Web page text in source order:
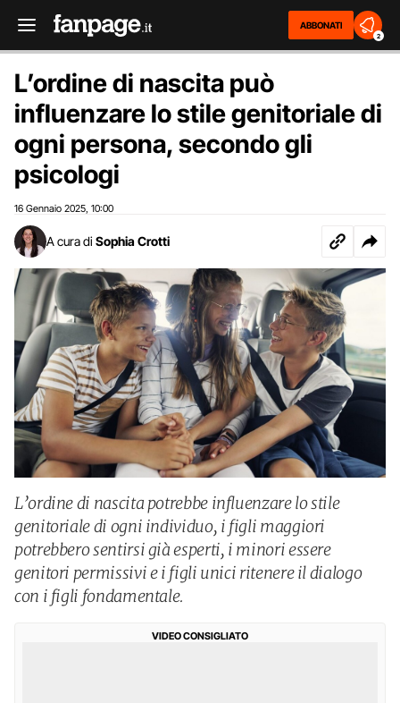
ABBONATI
2
L’ordine di nascita può
influenzare lo stile genitoriale di
ogni persona, secondo gli
psicologi
16 Gennaio 2025 10:00
A cura di Sophia Crotti
L’ordine di nascita potrebbe influenzare lo stile
genitoriale di ogni individuo, i figli maggiori
potrebbero sentirsi già esperti, i minori essere
genitori permissivi e i figli unici ritenere il dialogo
con i figli fondamentale.
VIDEO CONSIGLIATO